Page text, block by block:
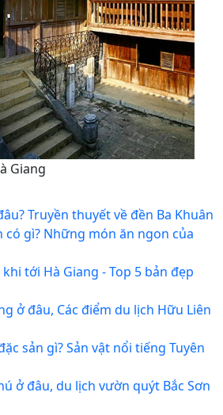
Giang
Truyền thuyết về đền Ba Khuân
có gì? Những món ăn ngon của
tới Hà Giang - Top 5 bản đẹp
ở đâu, Các điểm du lịch Hữu Liên
sản gì? Sản vật nổi tiếng Tuyên
ở đâu, du lịch vườn quýt Bắc Sơn